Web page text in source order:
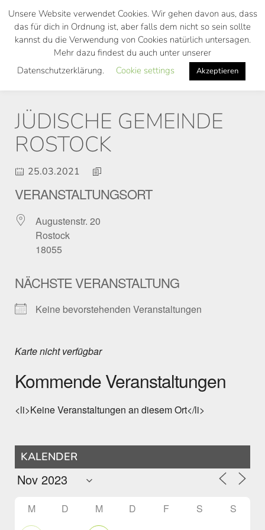
Skip
main
JÜDISCHE GEMEINDE
ROSTOCK
25.03.2021
VERANSTALTUNGSORT
Augustenstr. 20
Rostock
18055
NÄCHSTE VERANSTALTUNG
Keine bevorstehenden Veranstaltungen
Karte nicht verfügbar
Kommende Veranstaltungen
<li>Keine Veranstaltungen an diesem Ort</li>
KALENDER
M D M D F S S
Unsere Website verwendet Cookies. Wir gehen davon aus, dass
das für dich in Ordnung ist, aber falls dem nicht so sein sollte
kannst du die Verwendung von Cookies natürlich untersagen.
Mehr dazu findest du auch unter unserer
Datenschutzerklärung.
Cookie settings Akzeptieren